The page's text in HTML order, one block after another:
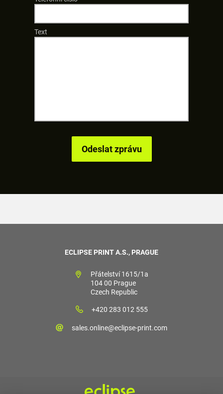
Text
ECLIPSE PRINT A.S., PRAGUE
Přátelství 1615/1a
104 00 Prague
Czech Republic
+420 283 012 555
sales.online@eclipse-print.com